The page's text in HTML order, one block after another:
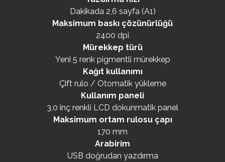
Dakikada 2,6 sayfa (A1)
Maksimum baskı çözünürlüğü
2400 dpi
Mürekkep türü
Yeni 5 renk pigmentli mürekkep
Kağıt kullanımı
Çift rulo / Otomatik yükleme
Kullanım paneli
3,0 inç renkli LCD dokunmatik panel
Maksimum ortam rulosu çapı
170 mm
Arabirim
USB doğrudan yazdırma